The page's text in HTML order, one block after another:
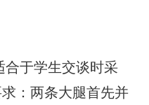
合于学生交谈时采
：两条大腿首先并